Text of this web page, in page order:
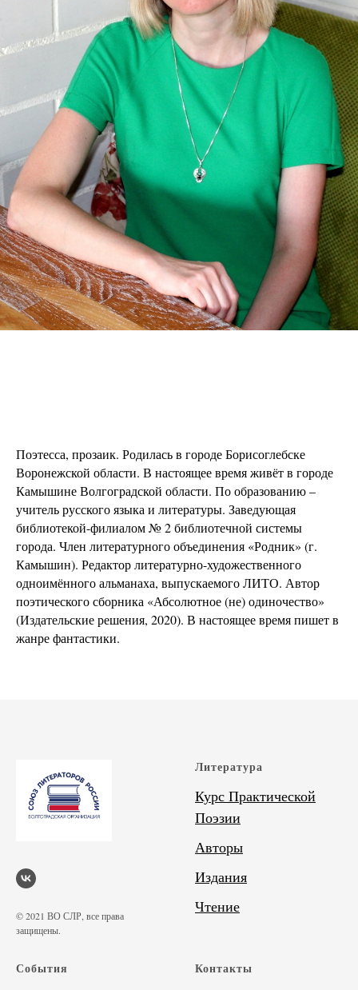
Поэтесса, прозаик. Родилась в городе Борисоглебске
Воронежской области. В настоящее время живёт в городе
Камышине Волгоградской области. По образованию –
учитель русского языка и литературы. Заведующая
библиотекой-филиалом № 2 библиотечной системы
города. Член литературного объединения «Родник» (г.
Камышин). Редактор литературно-художественного
одноимённого альманаха, выпускаемого ЛИТО. Автор
поэтического сборника «Абсолютное (не) одиночество»
(Издательские решения, 2020). В настоящее время пишет в
жанре фантастики.
© 2021 ВО СЛР, все права
защищены.
Литература
Курс Практической
Поэзии
Авторы
Издания
Чтение
События Контакты